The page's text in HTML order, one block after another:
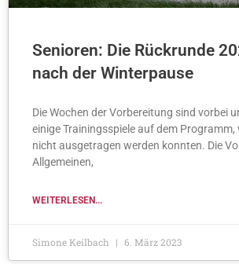
Senioren: Die Rückrunde
nach der Winterpause
Die Wochen der Vorbereitung sind vorbei
einige Trainingsspiele auf dem
nicht ausgetragen werden konnten. Die
Allgemeinen,
WEITERLESEN...
Simone Keilbach 6. März 2023